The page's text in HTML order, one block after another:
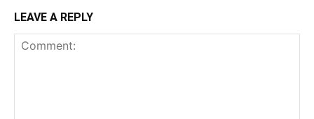
LEAVE A REPLY